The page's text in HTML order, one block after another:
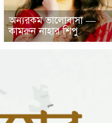
অন্যরকম ভালোবাসা —
কামরুন নাহার শিপু